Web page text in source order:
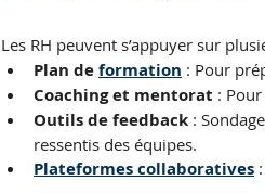
Les RH peuvent s’appuyer sur
Plan de formation : Pour
Coaching et mentorat :
Outils de feedback :
ressentis des équipes.
Plateformes collaboratives